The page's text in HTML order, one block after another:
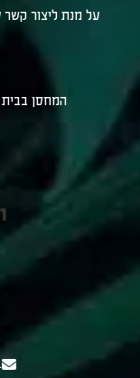
על מנת ליצור קשר
המחסן